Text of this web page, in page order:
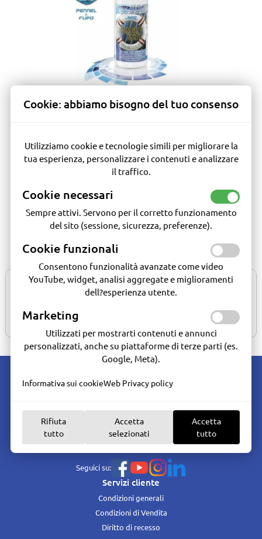
Cookie: abbiamo bisogno del tuo consenso
Utilizziamo cookie e tecnologie simili per migliorare la
tua esperienza, personalizzare i contenuti e analizzare
il traffico.
Cookie necessari
Sempre attivi. Servono per il corretto funzionamento
del sito (sessione, sicurezza, preferenze).
Cookie funzionali
Consentono funzionalità avanzate come video
YouTube, widget, analisi aggregate e miglioramenti
dell?esperienza utente.
Marketing
Utilizzati per mostrarti contenuti e annunci
personalizzati, anche su piattaforme di terze parti (es.
Google, Meta).
Informativa sui cookie Web Privacy policy
Rifiuta
tutto
Accetta
selezionati
Accetta
tutto
impression, garantendone protezione dal salino, dagli agenti
atmosferici e dai raggi UV.
In arrivo entro 30 giorni
In arrivo entro 120 giorni
Disponibile su richiesta
13.0049.01
spruzzatore 750ml
Effettua la login per comprare
assistenza del materiale per la nautica da diporto e professionale.
Seguici su:
Servizi cliente
Condizioni generali
Condizioni di Vendita
Diritto di recesso